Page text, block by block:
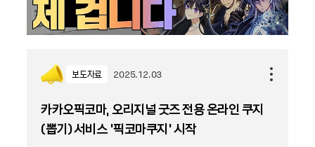
보도자료 2025.12.03
카카오픽코마, 오리지널 굿즈 전용 온라인 쿠지
(뽑기) 서비스 ‘픽코마쿠지’ 시작